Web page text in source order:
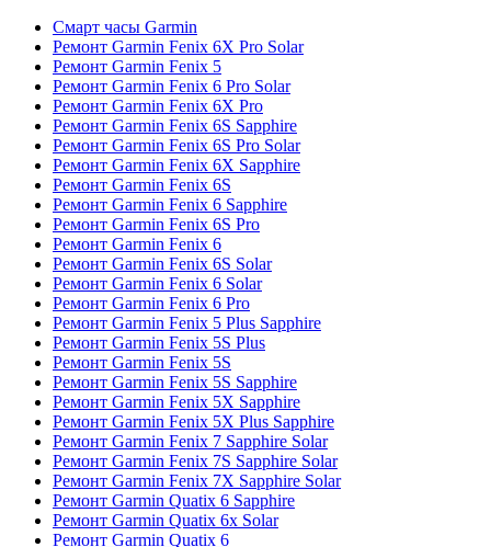
Смарт часы Garmin
Ремонт Garmin Fenix 6X Pro Solar
Ремонт Garmin Fenix 5
Ремонт Garmin Fenix 6 Pro Solar
Ремонт Garmin Fenix 6X Pro
Ремонт Garmin Fenix 6S Sapphire
Ремонт Garmin Fenix 6S Pro Solar
Ремонт Garmin Fenix 6X Sapphire
Ремонт Garmin Fenix 6S
Ремонт Garmin Fenix 6 Sapphire
Ремонт Garmin Fenix 6S Pro
Ремонт Garmin Fenix 6
Ремонт Garmin Fenix 6S Solar
Ремонт Garmin Fenix 6 Solar
Ремонт Garmin Fenix 6 Pro
Ремонт Garmin Fenix 5 Plus Sapphire
Ремонт Garmin Fenix 5S Plus
Ремонт Garmin Fenix 5S
Ремонт Garmin Fenix 5S Sapphire
Ремонт Garmin Fenix 5X Sapphire
Ремонт Garmin Fenix 5X Plus Sapphire
Ремонт Garmin Fenix 7 Sapphire Solar
Ремонт Garmin Fenix 7S Sapphire Solar
Ремонт Garmin Fenix 7X Sapphire Solar
Ремонт Garmin Quatix 6 Sapphire
Ремонт Garmin Quatix 6x Solar
Ремонт Garmin Quatix 6